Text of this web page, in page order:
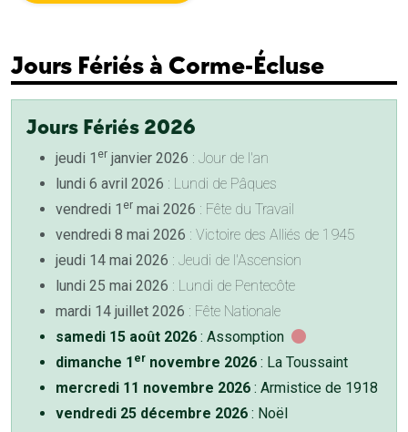
Jours Fériés à Corme-Écluse
Jours Fériés 2026
jeudi 1 er janvier 2026 : Jour de l'an
lundi 6 avril 2026 : Lundi de Pâques
vendredi 1 er mai 2026 : Fête du Travail
vendredi 8 mai 2026 : Victoire des Alliés de 1945
jeudi 14 mai 2026 : Jeudi de l'Ascension
lundi 25 mai 2026 : Lundi de Pentecôte
mardi 14 juillet 2026 : Fête Nationale
samedi 15 août 2026 : Assomption
dimanche 1 er novembre 2026 : La Toussaint
mercredi 11 novembre 2026 : Armistice de 1918
vendredi 25 décembre 2026 : Noël